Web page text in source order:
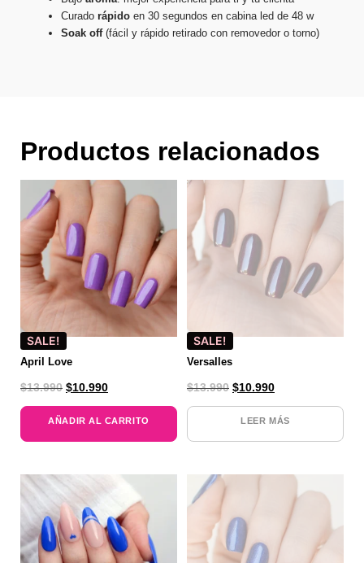
Curado rápido en 30 segundos en cabina led de 48 w
Soak off(fácil y rápido retirado con removedor o torno)
Productos relacionados
SALE!
April Love
$13.990 $10.990
AÑADIR AL CARRITO
SALE!
Versalles
$13.990 $10.990
LEER MÁS